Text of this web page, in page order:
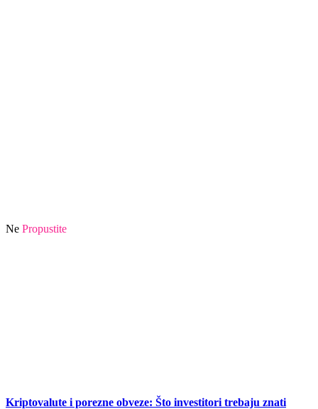
Ne Propustite
Kriptovalute i porezne obveze: Što investitori trebaju znati